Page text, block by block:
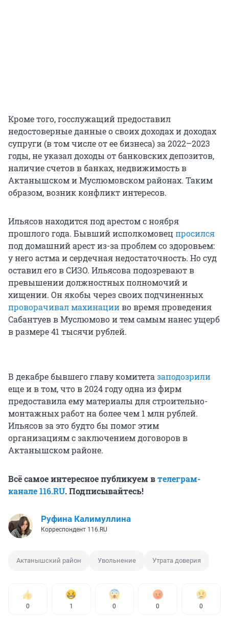
Кроме того, госслужащий предоставил
недостоверные данные о своих доходах и доходах
супруги (в том числе от ее бизнеса) за 2022–2023
годы, не указал доходы от банковских депозитов,
наличие счетов в банках, недвижимость в
Актанышском и Муслюмовском районах. Таким
образом, возник конфликт интересов.
Ильясов находится под арестом с ноября
прошлого года. Бывший исполкомовец просился
под домашний арест из-за проблем со здоровьем:
у него астма и сердечная недостаточность. Но суд
оставил его в СИЗО. Ильясова подозревают в
превышении должностных полномочий и
хищении. Он якобы через своих подчиненных
проворачивал махинацииво время проведения
Сабантуев в Муслюмово и тем самым нанес ущерб
в размере 41 тысячи рублей.
В декабре бывшего главу комитета заподозрили
еще и в том, что в 2024 году одна из фирм
предоставила ему материалы для строительно-
монтажных работ на более чем 1 млн рублей.
Ильясов за это будто бы помог этим
организациям с заключением договоров в
Актанышском районе.
Всё самое интересное публикуем втелеграм-
канале 116.RU. Подписывайтесь!
Руфина Калимуллина
Корреспондент 116.RU
Актанышский район Увольнение Утрата доверия
0 1 0 0 0